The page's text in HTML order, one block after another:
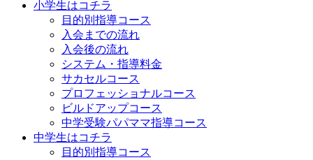
小学生はコチラ
目的別指導コース
入会までの流れ
入会後の流れ
システム・指導料金
サカセルコース
プロフェッショナルコース
ビルドアップコース
中学受験パパママ指導コース
中学生はコチラ
目的別指導コース